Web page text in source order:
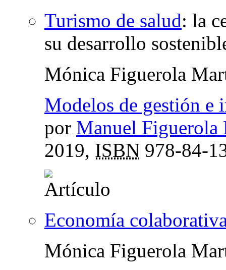
Turismo de salud: la
su desarrollo
Mónica Figuerola
Modelos de gestión e
por Manuel Figuerola
2019, ISBN 978-84-
Economía
Mónica Figuerola